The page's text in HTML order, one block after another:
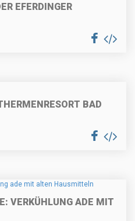
EFERDINGER
BAD
VERKÜHLUNG ADE MIT